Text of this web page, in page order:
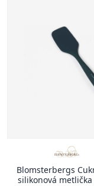
Blomsterbergs
silikonová metlička